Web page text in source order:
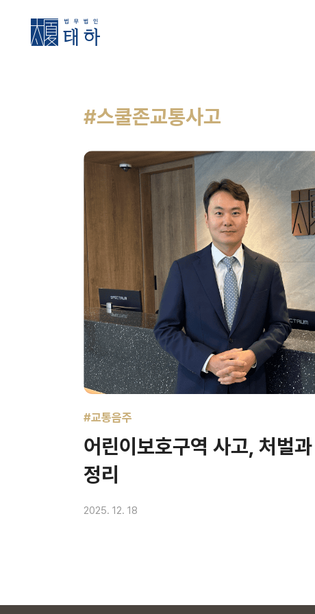
#스쿨존교통사고
#교통음주
어린이보호구역 사고, 처벌
정리
2025. 12. 18